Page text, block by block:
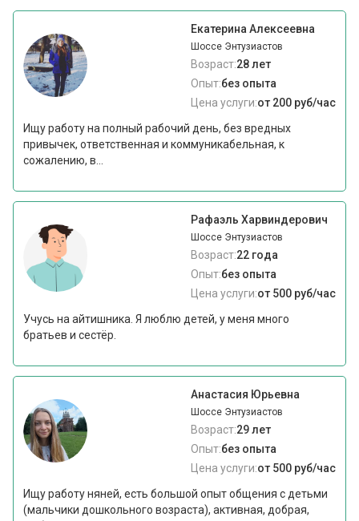
Екатерина Алексеевна
Шоссе Энтузиастов
Возраст:28 лет
Опыт:без опыта
Цена услуги:от 200 руб/час
Ищу работу на полный рабочий день, без вредных
привычек, ответственная и коммуникабельная, к
сожалению, в...
Рафаэль Харвиндерович
Шоссе Энтузиастов
Возраст:22 года
Опыт:без опыта
Цена услуги:от 500 руб/час
Учусь на айтишника. Я люблю детей, у меня много
братьев и сестёр.
Анастасия Юрьевна
Шоссе Энтузиастов
Возраст:29 лет
Опыт:без опыта
Цена услуги:от 500 руб/час
Ищу работу няней, есть большой опыт общения с детьми
(мальчики дошкольного возраста), активная, добрая,